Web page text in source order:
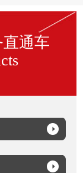
直通车